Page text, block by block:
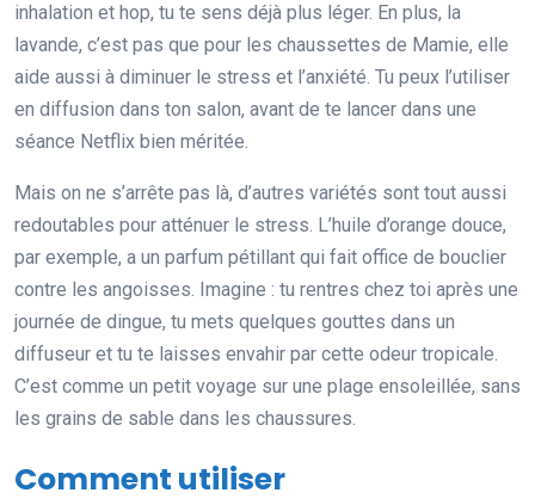
inhalation et hop, tu te sens déjà plus léger. En plus, la
lavande, c’est pas que pour les chaussettes de Mamie, elle
aide aussi à diminuer le stress et l’anxiété. Tu peux l’utiliser
en diffusion dans ton salon, avant de te lancer dans une
séance Netflix bien méritée.
Mais on ne s’arrête pas là, d’autres variétés sont tout aussi
redoutables pour atténuer le stress. L’huile d’orange douce,
par exemple, a un parfum pétillant qui fait office de bouclier
contre les angoisses. Imagine : tu rentres chez toi après une
journée de dingue, tu mets quelques gouttes dans un
diffuseur et tu te laisses envahir par cette odeur tropicale.
C’est comme un petit voyage sur une plage ensoleillée, sans
les grains de sable dans les chaussures.
Comment utiliser